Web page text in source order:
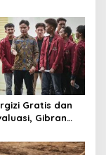
Gratis dan
Gibran